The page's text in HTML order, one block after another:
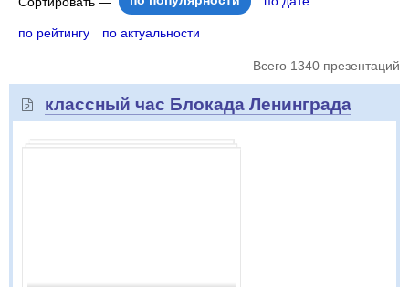
по рейтингу по актуальности
Всего 1340 презентаций
классный час Блокада Ленинграда